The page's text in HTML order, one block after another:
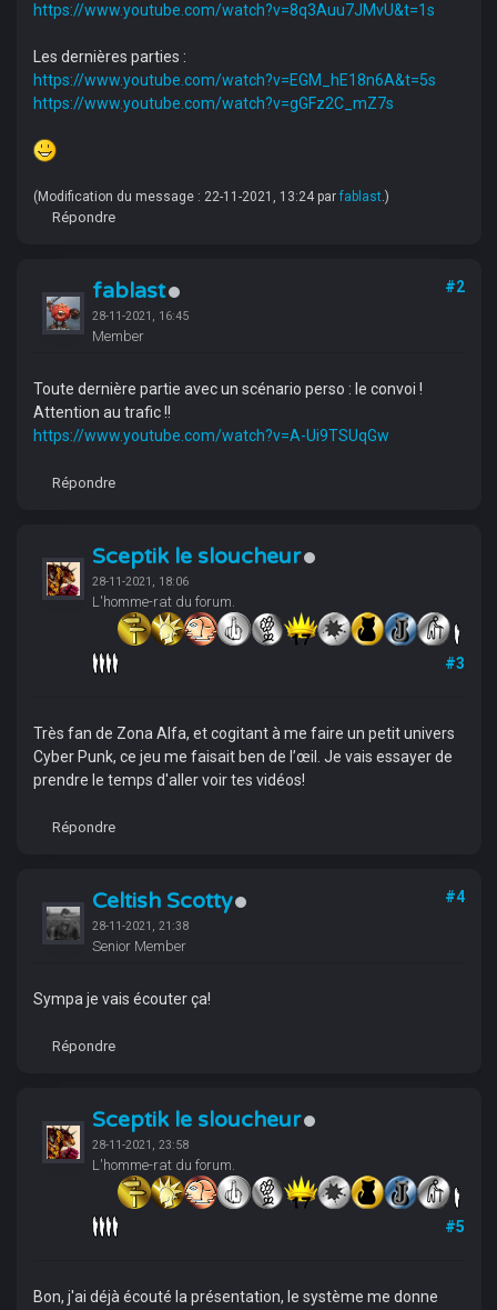
https://www.youtube.com/watch?v=8q3Auu7JMvU&t=1s
Les dernières parties :
https://www.youtube.com/watch?v=EGM_hE18n6A&t=5s
https://www.youtube.com/watch?v=gGFz2C_mZ7s
(Modification du message : 22-11-2021, 13:24 par fablast.)
Répondre
fablast
28-11-2021, 16:45
Member
#2
Toute dernière partie avec un scénario perso : le convoi !
Attention au trafic !!
https://www.youtube.com/watch?v=A-Ui9TSUqGw
Répondre
Sceptik le sloucheur
28-11-2021, 18:06
L'homme-rat du forum.
#3
Très fan de Zona Alfa, et cogitant à me faire un petit univers
Cyber Punk, ce jeu me faisait ben de l’œil. Je vais essayer de
prendre le temps d'aller voir tes vidéos!
Répondre
Celtish Scotty
28-11-2021, 21:38
Senior Member
#4
Sympa je vais écouter ça!
Répondre
Sceptik le sloucheur
28-11-2021, 23:58
L'homme-rat du forum.
#5
Bon, j'ai déjà écouté la présentation, le système me donne